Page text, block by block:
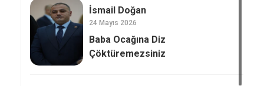
İsmail Doğan
24 Mayıs 2026
Baba Ocağına Diz
Çöktüremezsiniz